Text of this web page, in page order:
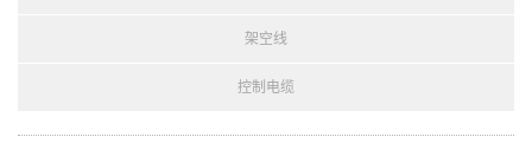
架空线
控制电缆